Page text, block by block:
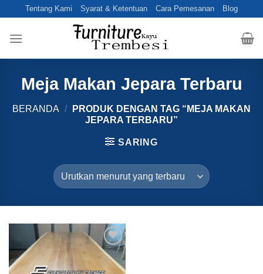
content
Tentang Kami Syarat & Ketentuan Cara Pemesanan Blog
Meja Makan Jepara Terbaru
BERANDA /
PRODUK DENGAN TAG “MEJA MAKAN
JEPARA TERBARU”
SARING